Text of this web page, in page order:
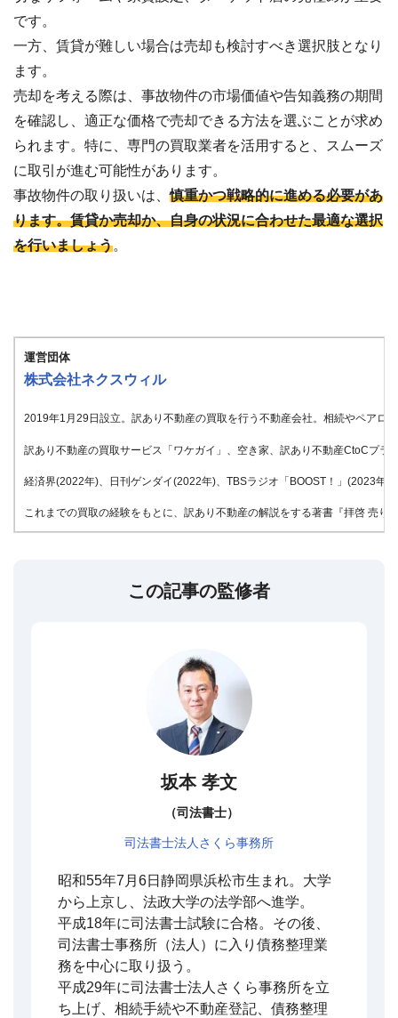
です。
一方、賃貸が難しい場合は売却も検討すべき選択肢となり
ます。
売却を考える際は、事故物件の市場価値や告知義務の期間
を確認し、適正な価格で売却できる方法を選ぶことが求め
られます。特に、専門の買取業者を活用すると、スムーズ
に取引が進む可能性があります。
事故物件の取り扱いは、慎重かつ戦略的に進める必要があ
ります。賃貸か売却か、自身の状況に合わせた最適な選択
を行いましょう。
運営団体
株式会社ネクスウィル
2019年1月29日設立。訳あり不動産の買取を行う不動産会社。相続やペアロ
訳あり不動産の買取サービス「ワケガイ」、空き家、訳あり不動産CtoCプラ
経済界(2022年)、日刊ゲンダイ(2022年)、TBSラジオ「BOOST！」(2023年
これまでの買取の経験をもとに、訳あり不動産の解説をする著書『拝啓 売
この記事の監修者
坂本 孝文
（司法書士）
司法書士法人さくら事務所
昭和55年7月6日静岡県浜松市生まれ。大学
から上京し、法政大学の法学部へ進学。
平成18年に司法書士試験に合格。その後、
司法書士事務所（法人）に入り債務整理業
務を中心に取り扱う。
平成29年に司法書士法人さくら事務所を立
ち上げ、相続手続や不動産登記、債務整理